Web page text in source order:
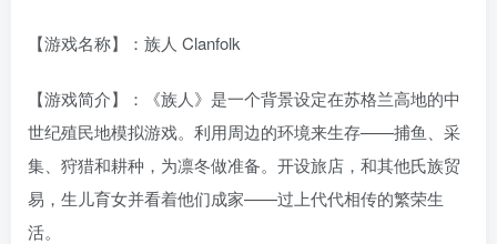
【游戏名称】：族人 Clanfolk
【游戏简介】：《族人》是一个背景设定在苏格兰高地的中
世纪殖民地模拟游戏。利用周边的环境来生存——捕鱼、采
集、狩猎和耕种，为凛冬做准备。开设旅店，和其他氏族贸
易，生儿育女并看着他们成家——过上代代相传的繁荣生
活。